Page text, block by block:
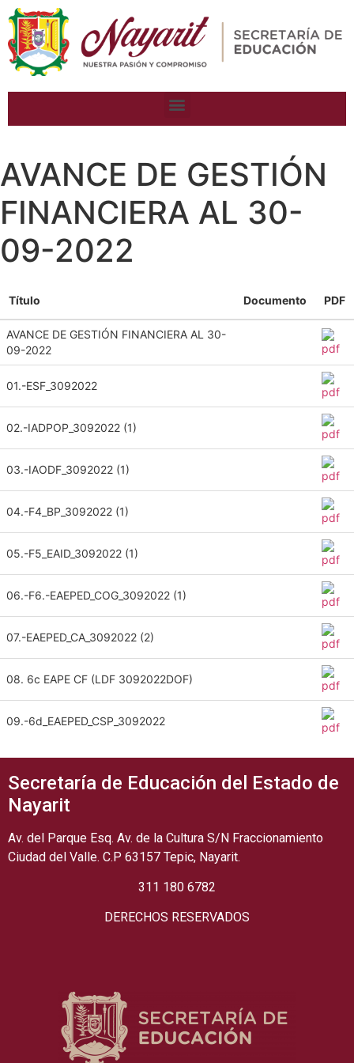
AVANCE DE GESTIÓN
FINANCIERA AL 30-
09-2022
Título Documento PDF
AVANCE DE GESTIÓN FINANCIERA AL 30-
09-2022
01.-ESF_3092022
02.-IADPOP_3092022 (1)
03.-IAODF_3092022 (1)
04.-F4_BP_3092022 (1)
05.-F5_EAID_3092022 (1)
06.-F6.-EAEPED_COG_3092022 (1)
07.-EAEPED_CA_3092022 (2)
08. 6c EAPE CF (LDF 3092022DOF)
09.-6d_EAEPED_CSP_3092022
Secretaría de Educación del Estado de
Nayarit
Av. del Parque Esq. Av. de la Cultura S/N Fraccionamiento
Ciudad del Valle. C.P 63157 Tepic, Nayarit.
311 180 6782
DERECHOS RESERVADOS